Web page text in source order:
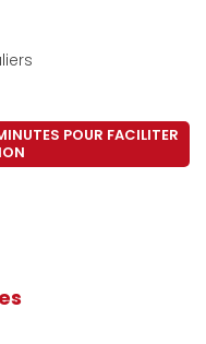
POUR FACILITER